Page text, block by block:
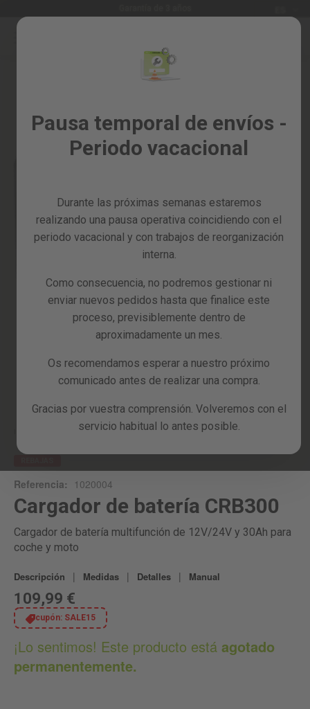
Pausa temporal de envíos -
Periodo vacacional
Durante las próximas semanas estaremos
realizando una pausa operativa coincidiendo con el
periodo vacacional y con trabajos de reorganización
interna.
Como consecuencia, no podremos gestionar ni
enviar nuevos pedidos hasta que finalice este
proceso, previsiblemente dentro de
aproximadamente un mes.
Os recomendamos esperar a nuestro próximo
comunicado antes de realizar una compra.
Gracias por vuestra comprensión. Volveremos con el
servicio habitual lo antes posible.
productos
Bricolaje
Recambios
Reacondicionados
images
galleryReferencia: 1020004
Cargador de batería CRB300
Cargador de batería multifunción de 12V/24V y 30Ah para
coche y moto
Descripción | Medidas | Detalles | Manual
109,99 €
cupón: SALE15
¡Lo sentimos! Este producto estáagotado
permanentemente.